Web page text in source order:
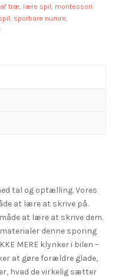
af træ, lære spil, montessori
, sporbare numre,
tal og optælling. Vores
at lære at skrive på.
at lære at skrive dem.
denne sporing
MERE klynker i bilen –
at gøre forældre glade,
hvad de virkelig sætter